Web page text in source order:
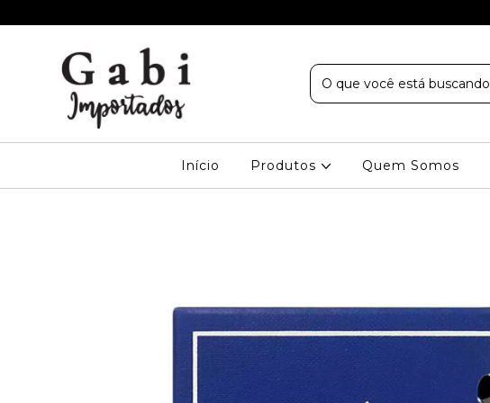
Início Produtos Quem Somos